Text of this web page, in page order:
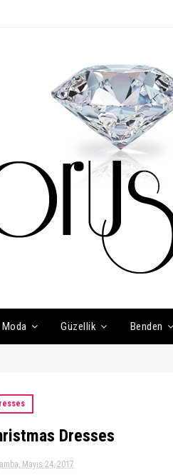
Moda Güzellik Benden
Dresses
Mayıs 24, 2017